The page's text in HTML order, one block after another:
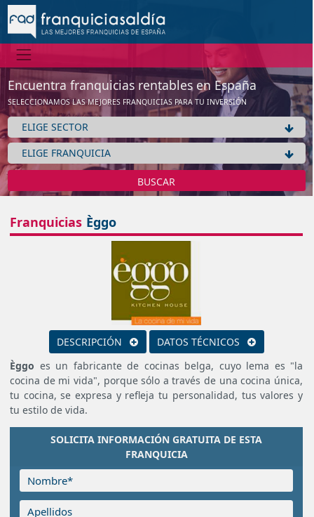
Encuentra franquicias rentables en España
SELECCIONAMOS LAS MEJORES FRANQUICIAS PARA TU INVERSIÓN
BUSCAR
Franquicias Èggo
DESCRIPCIÓN
DATOS TÉCNICOS
Èggo es un fabricante de cocinas belga, cuyo lema es "la
cocina de mi vida", porque sólo a través de una cocina única,
tu cocina, se expresa y refleja tu personalidad, tus valores y
tu estilo de vida.
SOLICITA INFORMACIÓN GRATUITA DE ESTA
FRANQUICIA
Información
No tenemos información de la expansión de esta franquicia
Ver franquicias de Hogar / Decoración / Mobiliario
Aceptar